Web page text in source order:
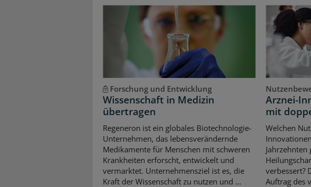
Forschung und Entwicklung
Wissenschaft in Medizin
übertragen
Regeneron ist ein globales Biotechnologie-
Unternehmen, das lebensverändernde
Medikamente für Menschen mit schweren
Krankheiten erforscht, entwickelt und
vermarktet. Unternehmensziel ist es, die
Kraft der Wissenschaft zu nutzen und ...
Arznei-
mit
Welchen
verbessert?
Auftrag des